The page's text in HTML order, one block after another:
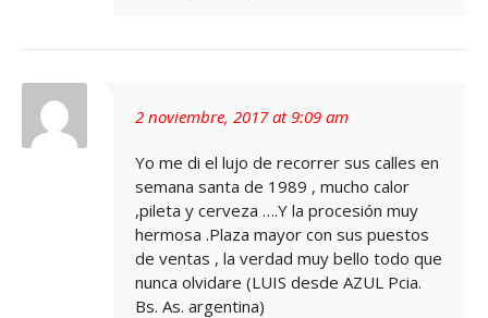
2 noviembre, 2017 at 9:09 am
Yo me di el lujo de recorrer sus calles en
semana santa de 1989 , mucho calor
,pileta y cerveza ….Y la procesión muy
hermosa .Plaza mayor con sus puestos
de ventas , la verdad muy bello todo que
nunca olvidare (LUIS desde AZUL Pcia.
Bs. As. argentina)